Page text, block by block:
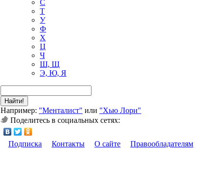
С
Т
У
Ф
Х
Ц
Ч
Ш, Щ
Э, Ю, Я
Найти!
Например: "Менталист" или "Хью Лори"
Поделитесь в социальных сетях:
Подписка Контакты О сайте Правообладателям